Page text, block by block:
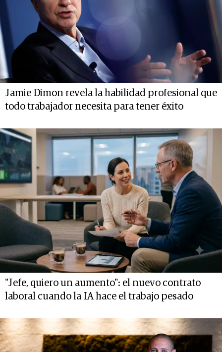
Jamie Dimon revela la habilidad profesional que
todo trabajador necesita para tener éxito
"Jefe, quiero un aumento": el nuevo contrato
laboral cuando la IA hace el trabajo pesado